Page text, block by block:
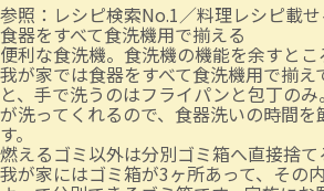
参照： レシピ検索No.1／料理レシピ載
食器をすべて食洗機用で揃える
便利な食洗機。食洗機の機能を余すとこ
我が家では食器をすべて食洗機用で揃え
と、手で洗うのはフライパンと包丁の
が洗ってくれるので、食器洗いの時間
す。
燃えるゴミ以外は分別ゴミ箱へ直接捨
我が家にはゴミ箱が3ヶ所あって、その